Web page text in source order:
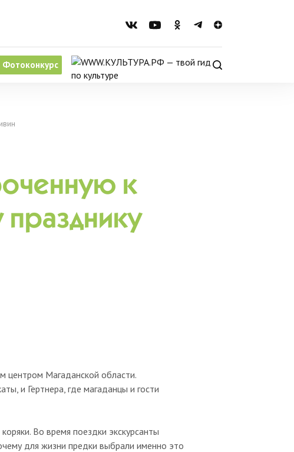
Фотоконкурс
к
празднику
центром Магаданской области.
и Гертнера, где магаданцы и гости
Во время поездки экскурсанты
для жизни предки выбрали именно это